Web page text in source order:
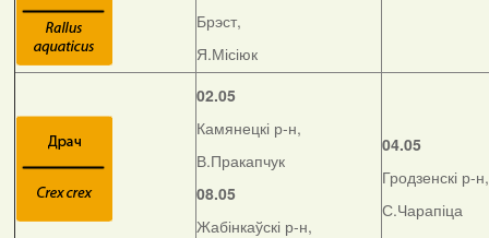
Брэст,
Я.Місіюк
02.05
Камянецкі р-н,
В.Пракапчук
08.05
Жабінкаўскі р-н,
04.05
Гродзенскі р-н,
С.Чарапіца